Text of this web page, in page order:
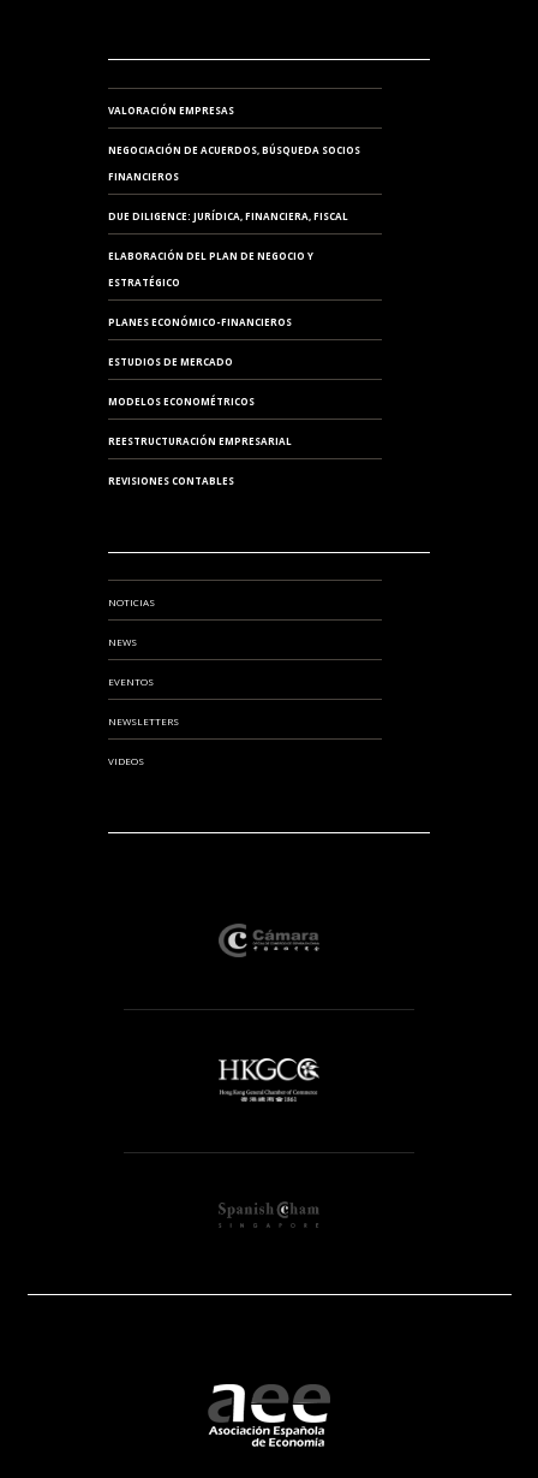
VALORACIÓN EMPRESAS
NEGOCIACIÓN DE ACUERDOS, BÚSQUEDA SOCIOS
FINANCIEROS
DUE DILIGENCE: JURÍDICA, FINANCIERA, FISCAL
ELABORACIÓN DEL PLAN DE NEGOCIO Y
ESTRATÉGICO
PLANES ECONÓMICO-FINANCIEROS
ESTUDIOS DE MERCADO
MODELOS ECONOMÉTRICOS
REESTRUCTURACIÓN EMPRESARIAL
REVISIONES CONTABLES
NOTICIAS
NEWS
EVENTOS
NEWSLETTERS
VIDEOS